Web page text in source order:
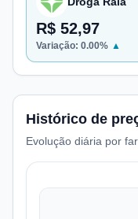
R$ 52,97
Variação: 0.00% ▲
Histórico de
Evolução diária por